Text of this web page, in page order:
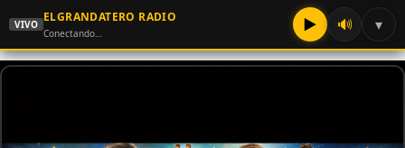
VIVO
ELGRANDATERO RADIO
Conectando… ▶ 🔊 ▾